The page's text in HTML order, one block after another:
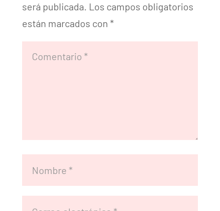
será publicada. Los campos obligatorios
están marcados con *